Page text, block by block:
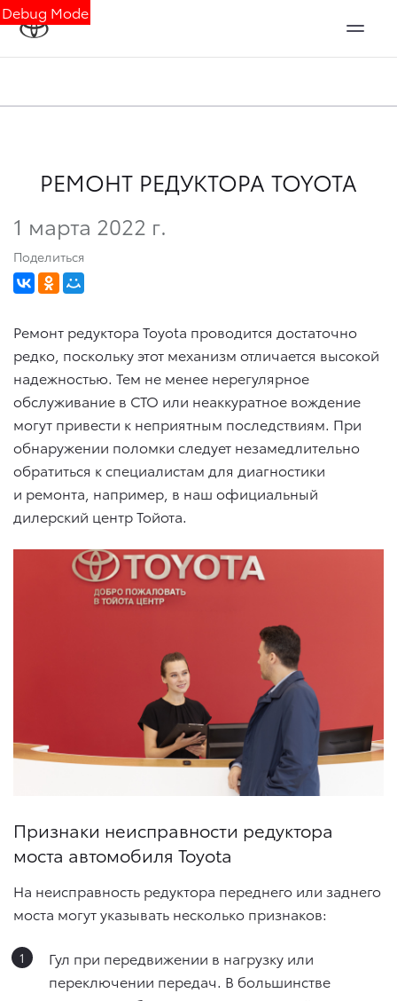
Debug Mode
РЕМОНТ РЕДУКТОРА TOYOTA
1 марта 2022 г.
Поделиться
Ремонт редуктора Toyota проводится достаточно
редко, поскольку этот механизм отличается высокой
надежностью. Тем не менее нерегулярное
обслуживание в СТО или неаккуратное вождение
могут привести к неприятным последствиям. При
обнаружении поломки следует незамедлительно
обратиться к специалистам для диагностики
и ремонта, например, в наш официальный
дилерский центр Тойота.
Признаки неисправности редуктора
моста автомобиля Toyota
На неисправность редуктора переднего или заднего
моста могут указывать несколько признаков:
Гул при передвижении в нагрузку или
переключении передач. В большинстве